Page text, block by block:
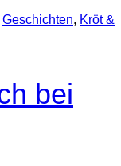
Geschichten, Kröt &
bei